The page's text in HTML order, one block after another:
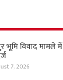
भूमि विवाद मामले
7, 2026